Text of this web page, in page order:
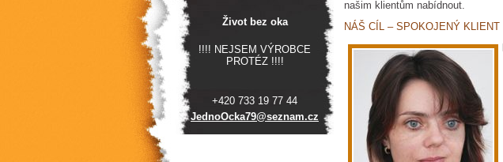
našim klientům nabídnout.
NÁŠ CÍL – SPOKOJENÝ KLIENT
Život bez oka
!!!! NEJSEM VÝROBCE
PROTÉZ !!!!
+420 733 19 77 44
JednoOcka79@seznam.cz